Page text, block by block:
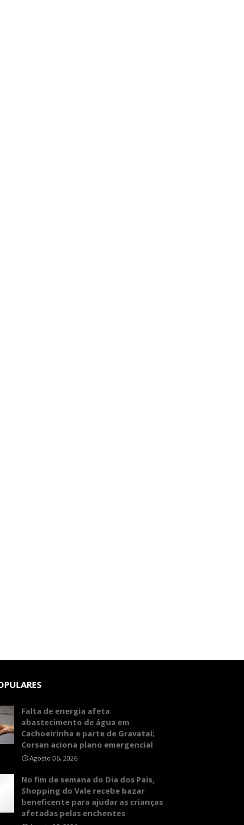
Falta de energia afeta
abastecimento de água em
Cachoeirinha e parte de Gravataí;
Corsan aciona plano emergencial
Agosto 06, 2026
No fim de semana do Dia dos Pais,
Shopping do Vale recebe bazar
beneficente para ajudar as crianças
afetadas pelas enchentes